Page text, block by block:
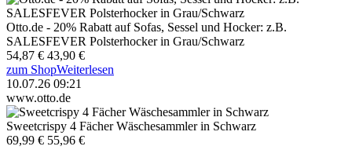
Otto.de - 20% Rabatt auf Sofas, Sessel und Hocker: z.B.
SALESFEVER Polsterhocker in Grau/Schwarz
54,87 € 43,90 €
zum ShopWeiterlesen
10.07.26 09:21
www.otto.de
Sweetcrispy 4 Fächer Wäschesammler in Schwarz
69,99 € 55,96 €